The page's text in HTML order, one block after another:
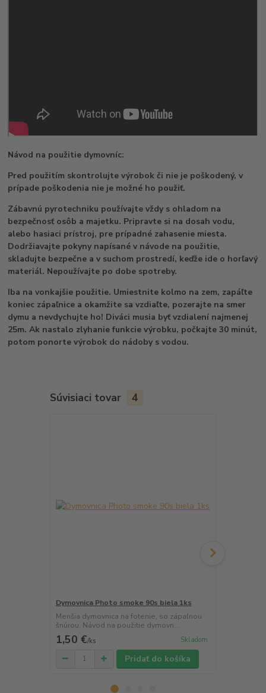
Návod na použitie dymovníc:
Pred použitím skontrolujte výrobok či nie je poškodený, v
prípade poškodenia nie je možné ho použiť.
Zábavnú pyrotechniku používajte vždy s ohladom na
bezpečnosť osôb a majetku. Pripravte si na dosah vodu,
alebo hasiaci prístroj, pre prípadné zahasenie miesta.
Dodržiavajte pokyny napísané v návode na použitie,
skladujte bezpečne a v suchom prostredí, keďže ide o horľavý
materiál. Nepoužívajte po dobe spotreby.
Iba na vonkajšie použitie. Umiestnite kolmo na zem, zapáľte
koniec zápaľnice a okamžite sa vzdiaľte, pozerajte na smer
dymu a nevdychujte ho! Diváci musia byť vzdialení najmenej
25m. Ak nastalo zlyhanie funkcie výrobku, počkajte 30 minút,
potom ponorte výrobok do nádoby s vodou.
Súvisiaci tovar 4
Dymovnica Photo smoke 90s biela 1ks
Menšia dymovnica na fotenie, so zápaľnou
šnúrou. Návod na použitie dymovn...
1,50 €/ks Skladom
Pridať do košíka